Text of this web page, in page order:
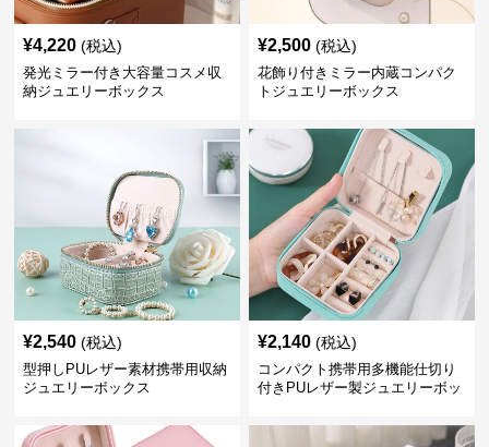
¥4,220 (税込)
発光ミラー付き大容量コスメ収
納ジュエリーボックス
¥2,500 (税込)
花飾り付きミラー内蔵コンパク
トジュエリーボックス
¥2,540 (税込)
型押しPUレザー素材携帯用収納
ジュエリーボックス
¥2,140 (税込)
コンパクト携帯用多機能仕切り
付きPUレザー製ジュエリーボッ